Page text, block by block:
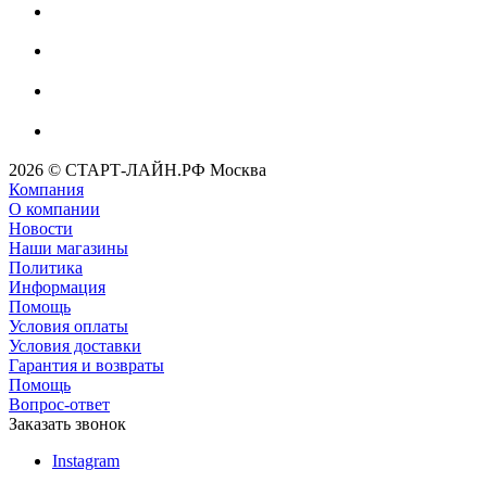
2026 © СТАРТ-ЛАЙН.РФ Москва
Компания
О компании
Новости
Наши магазины
Политика
Информация
Помощь
Условия оплаты
Условия доставки
Гарантия и возвраты
Помощь
Вопрос-ответ
Заказать звонок
Instagram